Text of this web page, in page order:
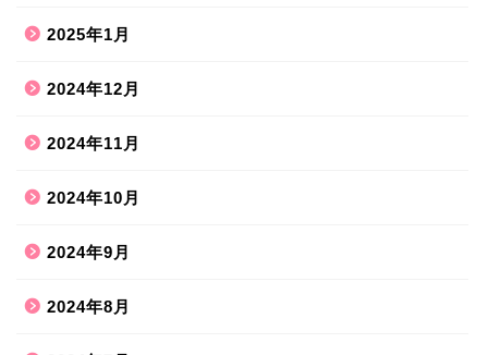
2025年1月
2024年12月
2024年11月
2024年10月
2024年9月
2024年8月